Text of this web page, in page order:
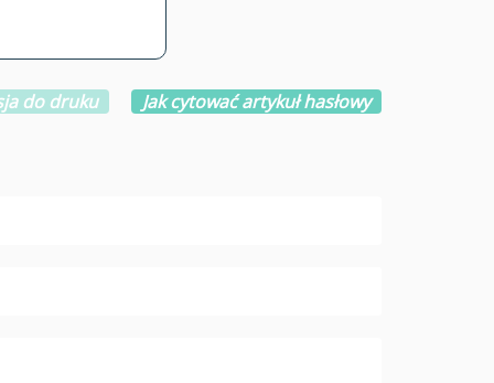
do druku Jak cytować artykuł hasłowy